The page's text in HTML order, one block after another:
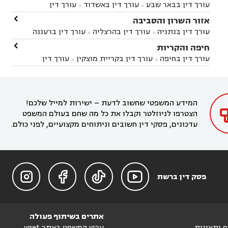
עורך דין בבאר שבע  עורך דין באשדוד 
עורך דין
באשקלון
עורך דין בבאר טוביה עורך דין בגן יבנה
עורך דין בניר הבנים עורך דין בערד
זיקים
עורך דין בנתיבות עורך דין בקרית מלאכי
אזור השרון והסביבה
עורך דין בנתניה  עורך דין בהרצליה  עורך דין ברעננה
עורך דין בחדרה עורך דין בכפר סבא
עורך דין בהוד
השרון
עורך דין באבן יהודה
עורך דין בחריש עורך דין בקיסריה עורך דין בקדימה

חיפה והקריות
עורך דין בחיפה  עורך דין בקריית מוצקין 
עורך דין
בקרית מוצקין
עורך דין בקריית אתא
עורך דין

המידע המשפטי שחשוב לדעת – ישירות למייל שלכם!
הצטרפו לניוזלטר וקבלו את כל מה שחם בעולם המשפט
עדכונים, פסקי דין חשובים וניתוחים מקצועיים, לפני כולם.
פסק דין ברשת 



אתרים בשיתוף פעולה